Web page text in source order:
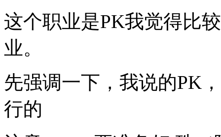
这个职业是PK我觉得比
业。
先强调一下，我说的PK
行的